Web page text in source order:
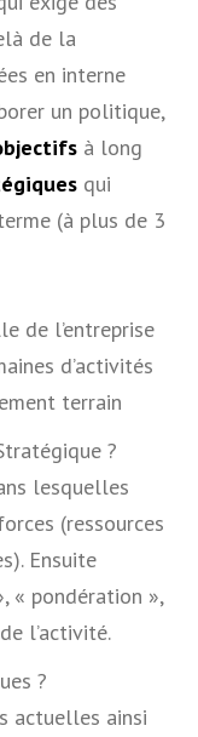
de la
en interne
un politique,
à long
qui
(à plus de 3
de l’entreprise
d’activités
terrain
?
lesquelles
(ressources
Ensuite
« pondération »,
l’activité.
?
actuelles ainsi